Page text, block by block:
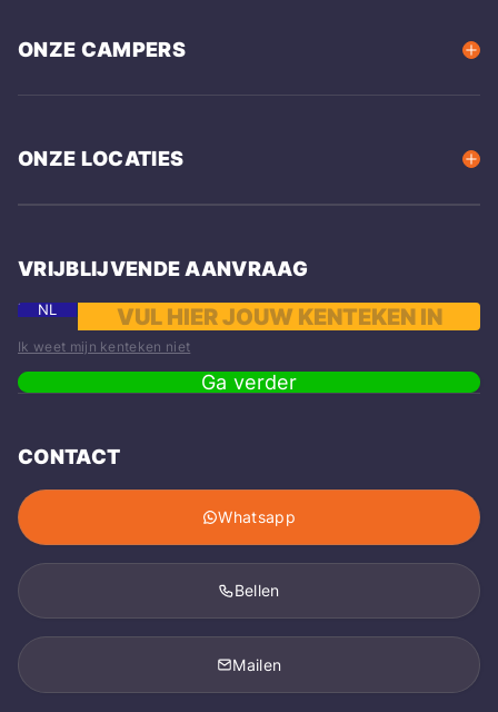
ONZE CAMPERS
ONZE LOCATIES
VRIJBLIJVENDE AANVRAAG
NL
Ik weet mijn kenteken niet
Ga verder
CONTACT
Whatsapp
Bellen
Mailen